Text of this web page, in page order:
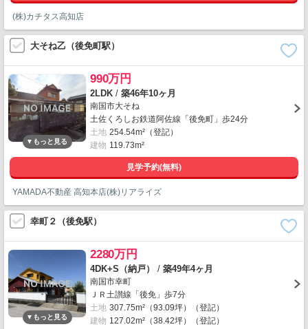
(株)カチタス高知店
大そね乙（後免町駅）
990万円
2LDK / 築46年10ヶ月
南国市大そね
土佐くろしお鉄道阿佐線「後免町」歩24分
土地 254.54m²（登記）
建物 119.73m²
見学予約(無料)
YAMADA不動産 高知本店(株)リアライズ
幸町２（後免駅）
2280万円
4DK+S（納戸） / 築49年4ヶ月
南国市幸町
ＪＲ土讃線「後免」歩7分
土地 307.75m²（93.09坪）（登記）
建物 127.02m²（38.42坪）（登記）